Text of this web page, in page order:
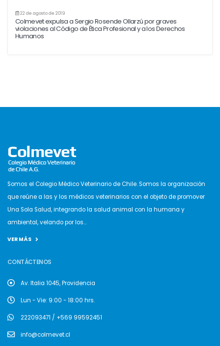
22 de agosto de 2019
Colmevet expulsa a Sergio Rosende Ollarzú por graves
violaciones al Código de Ética Profesional y a los Derechos
Humanos
Somos el Colegio Médico Veterinario de Chile. Somos la organización
que reúne a las y los médicos veterinarios con el objeto de promover
Una Sola Salud, integrando la salud animal con la humana y
ambiental, velando por los...
VER MÁS
CONTÁCTENOS
Av. Italia 1045, Providencia
Lun - Vie: 9:00 - 18:00 hrs.
222093471 / +569 99592451
info@colmevet.cl